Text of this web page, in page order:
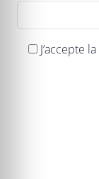
J’accepte la